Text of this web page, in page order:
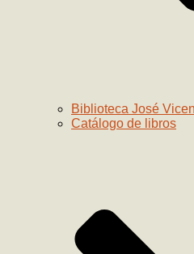
Biblioteca José
Catálogo de libros